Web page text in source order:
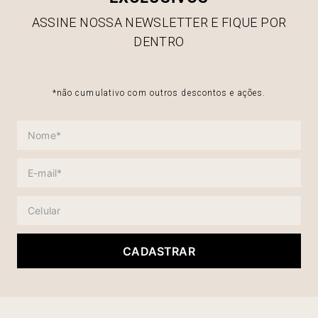
ASSINE NOSSA NEWSLETTER E FIQUE POR
DENTRO
*não cumulativo com outros descontos e ações.
CADASTRAR